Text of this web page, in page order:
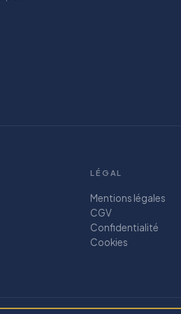
LÉGAL
Mentions légales
CGV
Confidentialité
Cookies